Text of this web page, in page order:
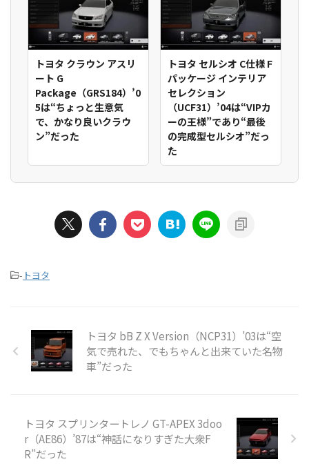
トヨタ クラウン アスリ
ート G
Package（GRS184）’0
5は“ちょっと生意気
で、かなり良いクラウ
ン”だった
トヨタ セルシオ C仕様 F
パッケージ インテリア
セレクション
（UCF31）’04は“VIPカ
ーの王様”であり“最後
の完成型セルシオ”だっ
た
- トヨタ
トヨタ bB Z X Version（NCP31）’03は“空
気で売れた、でもちゃんと出来ていた名物
車”だった
トヨタ スプリンタートレノ GT-APEX 3doo
r（AE86）’87は“神話になりすぎた大衆F
R”だった